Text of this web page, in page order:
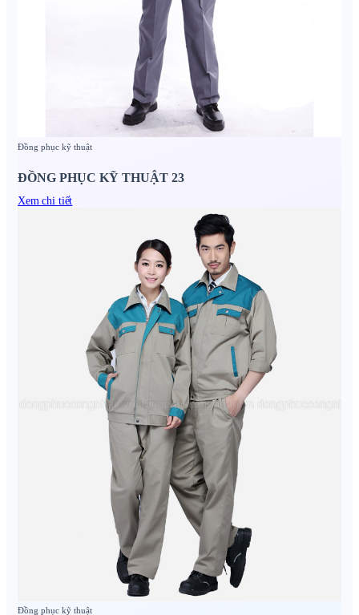
Đồng phục kỹ thuật
ĐỒNG PHỤC KỸ THUẬT 23
Xem chi tiết
Đồng phục kỹ thuật